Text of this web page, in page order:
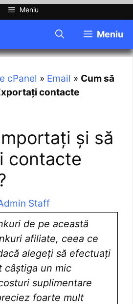
Meniu
Meniu
cPanel » Email » Cum să
contacte
și să
contacte
Staff
de pe această
afiliate, ceea ce
alegeți să efectuați
câștiga un mic
suplimentare
foarte mult